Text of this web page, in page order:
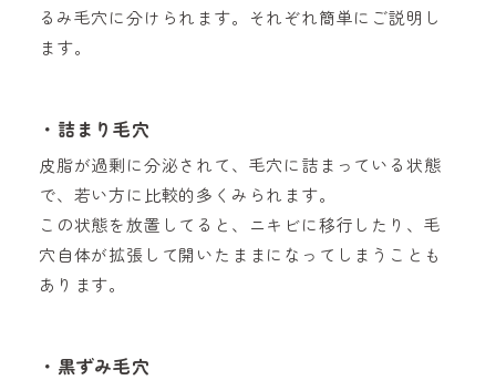
るみ毛穴に分けられます。それぞれ簡単にご説明し
ます。
・詰まり毛穴
皮脂が過剰に分泌されて、毛穴に詰まっている状態
で、若い方に比較的多くみられます。
この状態を放置してると、ニキビに移行したり、毛
穴自体が拡張して開いたままになってしまうことも
あります。
・黒ずみ毛穴